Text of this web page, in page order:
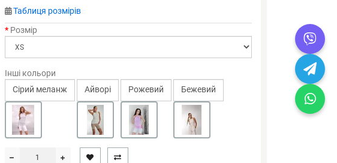
Таблиця розмірів
Розмір
Інші кольори
Сірий меланж
Айворi Рожевий Бежевий